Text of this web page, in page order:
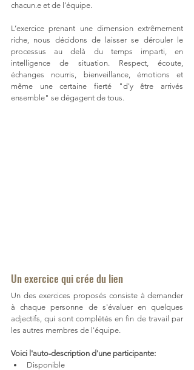
chacun.e et de l’équipe.
L’exercice prenant une dimension extrêmement
riche, nous décidons de laisser se dérouler le
processus au delà du temps imparti, en
intelligence de situation. Respect, écoute,
échanges nourris, bienveillance, émotions et
même une certaine fierté "d'y être arrivés
ensemble" se dégagent de tous.
Un exercice qui crée du lien
Un des exercices proposés consiste à demander
à chaque personne de s'évaluer en quelques
adjectifs, qui sont complétés en fin de travail par
les autres membres de l'équipe.
Voici l'auto-description d'une participante:
Disponible